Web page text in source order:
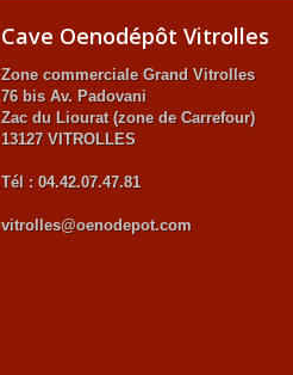
Cave Oenodépôt Vitrolles
Zone commerciale Grand Vitrolles
76 bis Av. Padovani
Zac du Liourat (zone de Carrefour)
13127 VITROLLES
Tél : 04.42.07.47.81
vitrolles@oenodepot.com